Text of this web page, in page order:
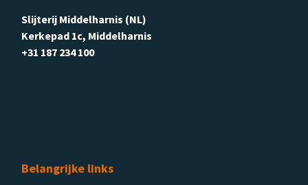
Slijterij Middelharnis (NL)
Kerkepad 1c, Middelharnis
+31 187 234 100
Belangrijke links